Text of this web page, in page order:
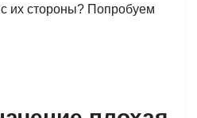
их стороны? Попробуем